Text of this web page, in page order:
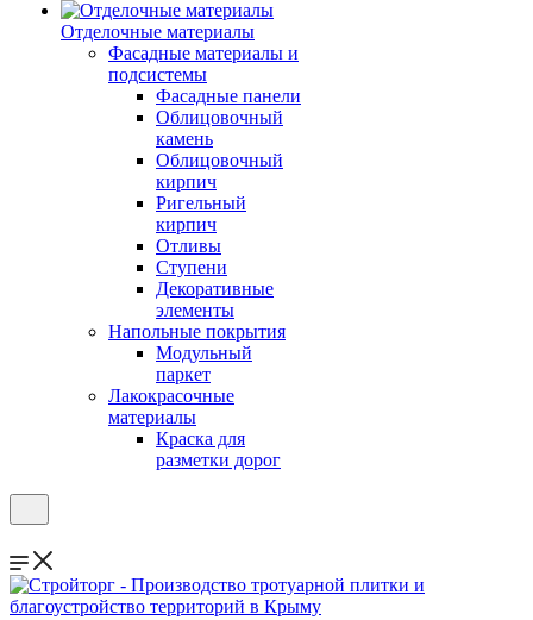
Отделочные материалы
Фасадные материалы и
подсистемы
Фасадные панели
Облицовочный
камень
Облицовочный
кирпич
Ригельный
кирпич
Отливы
Ступени
Декоративные
элементы
Напольные покрытия
Модульный
паркет
Лакокрасочные
материалы
Краска для
разметки дорог